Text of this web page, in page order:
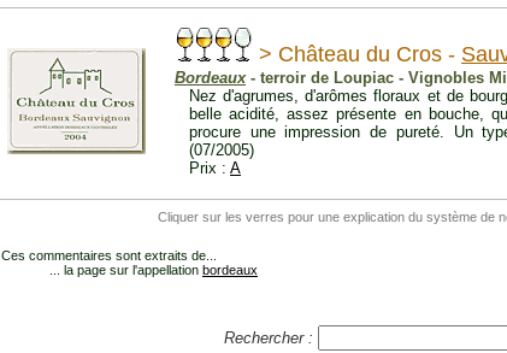
> Château du Cros -
Bordeaux- terroir de Loupiac - Vignobles
Nez d'agrumes, d'arômes floraux et de
belle acidité, assez présente en bouche,
procure une impression de pureté. Un
(07/2005)
Prix : A
Cliquer sur les verres pour une explication du système de
Ces commentaires sont extraits de...
... la page sur l'appellation bordeaux
Rechercher :